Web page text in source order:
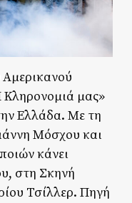
μας»
Ελλάδα. Με τη
Μόσχου και
κάνει
στη Σκηνή
Τσίλλερ. Πηγή